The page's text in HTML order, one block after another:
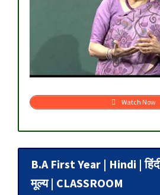
Watch Now
B.A First Year | Hindi |
मूल्य | CLASSROOM